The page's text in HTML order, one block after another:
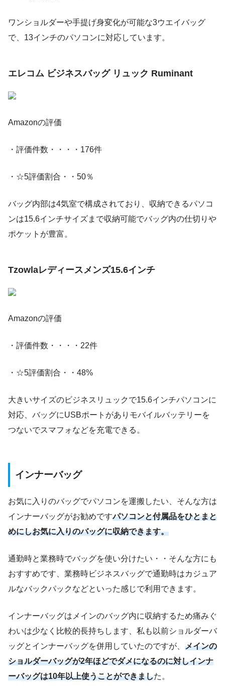
ワンショルダーや手提げ身変化が可能な3ウエイバッグ
で、13インチのパソコンに対応しています。
エレコム ビジネスバッグ リュック Ruminant
Amazonの評価
・評価件数・・・・176件
・☆5評価割合・・50％
バッグ内部は4気室で構成されており、収納できるパソコ
ンは15.6インチサイズまで収納可能でバッグ内の仕切りや
ポケットが豊富。
Tzowlaレディースメンズ15.6インチ
Amazonの評価
・評価件数・・・・22件
・☆5評価割合・・48%
大きいサイズのビジネスリュックで15.6インチパソコンに
対応、バッグにUSBポートがありモバイルバッテリーを
つないでスマフォなどを充電できる。
インナーバッグ
お気に入りのバッグでパソコンを運搬したい、そんな方は
インナーバッグがお勧めですパソコンと付属品をひとまと
めにしお気に入りのバッグに収納できます。
通勤時と業務時でバッグを使い分けたい・・そんな方にも
おすすめです、業務時ビジネスバッグで通勤時はカジュア
ルなバックパックなどといった感じで利用できます。
インナーバッグはメインのバッグ内に収納するため痛みぐ
わいは少なく比較的長持ちします、私も以前ショルダーバ
ッグとインナーバッグを併用していたのですが、 メインの
ショルダーバッグが2年ほどでダメになるのに対しインナ
ーバッグは10年以上使うことができました。